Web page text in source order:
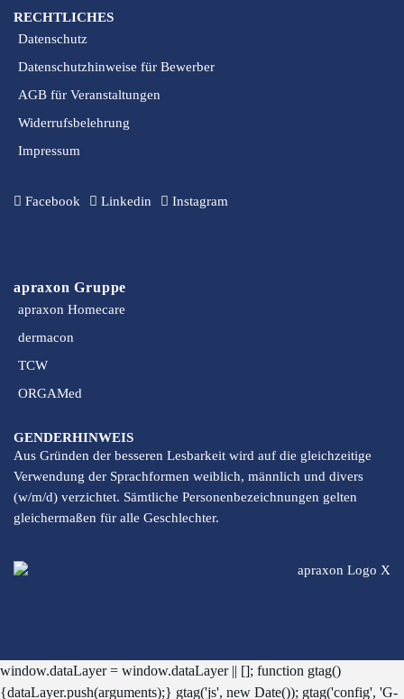
RECHTLICHES
Datenschutz
Datenschutzhinweise für Bewerber
AGB für Veranstaltungen
Widerrufsbelehrung
Impressum
Facebook Linkedin Instagram
apraxon Gruppe
apraxon Homecare
dermacon
TCW
ORGAMed
GENDERHINWEIS
Aus Gründen der besseren Lesbarkeit wird auf die gleichzeitige
Verwendung der Sprachformen weiblich, männlich und divers
(w/m/d) verzichtet. Sämtliche Personenbezeichnungen gelten
gleichermaßen für alle Geschlechter.
window.dataLayer = window.dataLayer || []; function gtag()
{dataLayer.push(arguments);} gtag('js', new Date()); gtag('config', 'G-